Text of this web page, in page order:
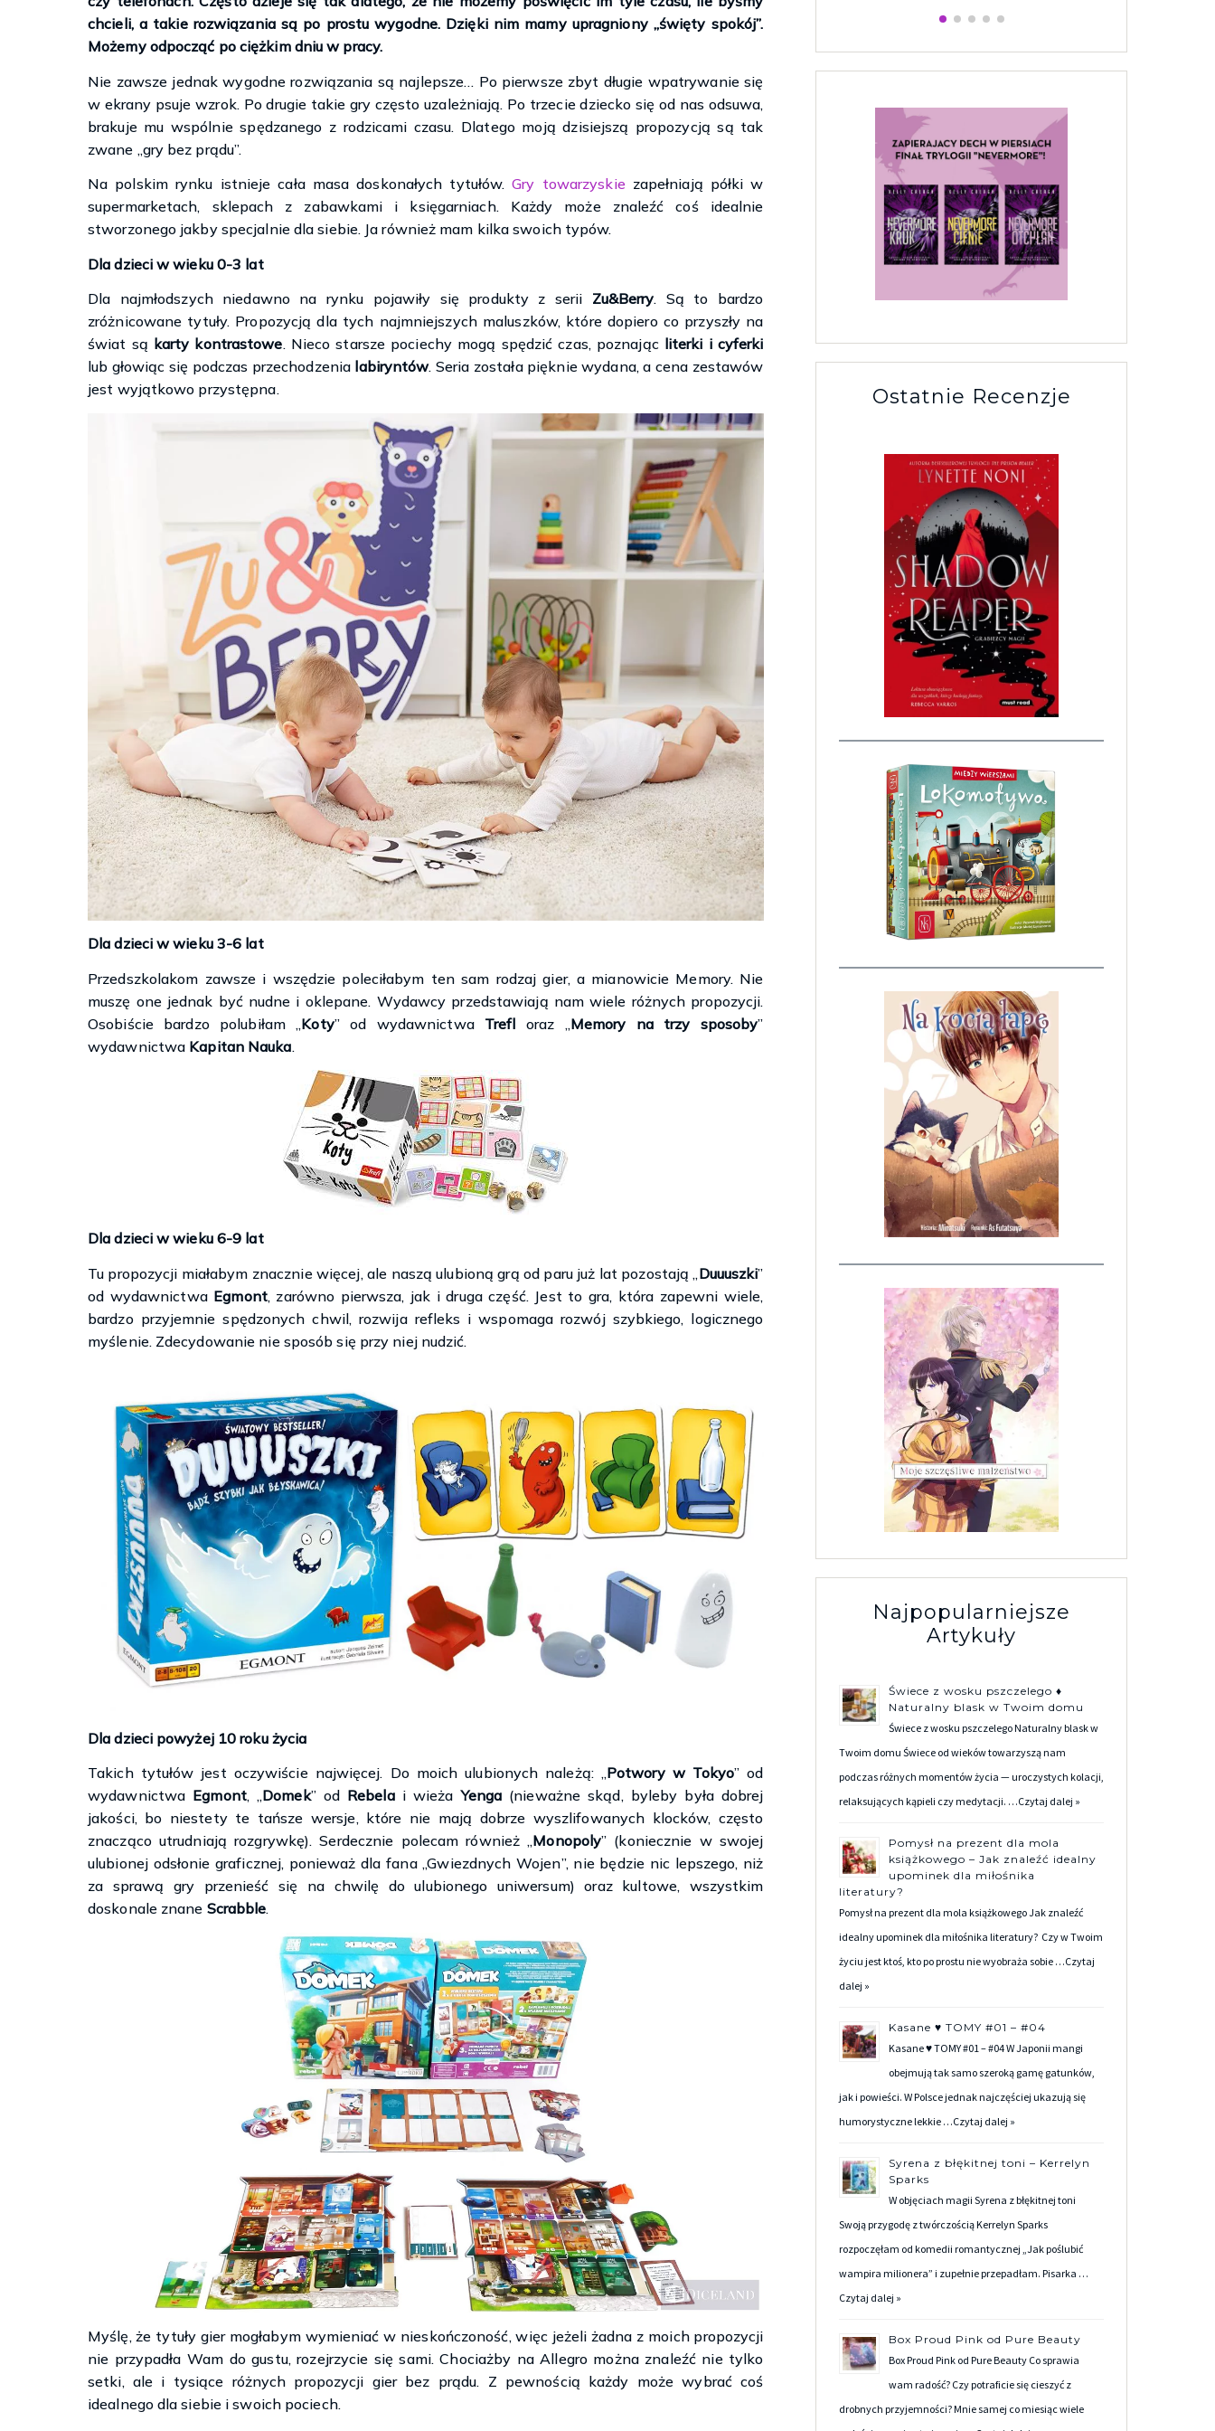
chcieli, a takie rozwiązania są po prostu wygodne. Dzięki nim mamy upragniony „święty spokój”.
Możemy odpocząć po ciężkim dniu w pracy.
Nie zawsze jednak wygodne rozwiązania są najlepsze… Po pierwsze zbyt długie wpatrywanie się
w ekrany psuje wzrok. Po drugie takie gry często uzależniają. Po trzecie dziecko się od nas odsuwa,
brakuje mu wspólnie spędzanego z rodzicami czasu. Dlatego moją dzisiejszą propozycją są tak
zwane „gry bez prądu”.
Na polskim rynku istnieje cała masa doskonałych tytułów.Gry towarzyskiezapełniają półki w
supermarketach, sklepach z zabawkami i księgarniach. Każdy może znaleźć coś idealnie
stworzonego jakby specjalnie dla siebie. Ja również mam kilka swoich typów.
Dla dzieci w wieku 0-3 lat
Dla najmłodszych niedawno na rynku pojawiły się produkty z serii Zu&Berry. Są to bardzo
zróżnicowane tytuły. Propozycją dla tych najmniejszych maluszków, które dopiero co przyszły na
świat są karty kontrastowe. Nieco starsze pociechy mogą spędzić czas, poznając literki i cyferki
lub głowiąc się podczas przechodzenia labiryntów. Seria została pięknie wydana, a cena zestawów
jest wyjątkowo przystępna.
Dla dzieci w wieku 3-6 lat
Przedszkolakom zawsze i wszędzie poleciłabym ten sam rodzaj gier, a mianowicie Memory. Nie
muszę one jednak być nudne i oklepane. Wydawcy przedstawiają nam wiele różnych propozycji.
Osobiście bardzo polubiłam „Koty” od wydawnictwa Trefl oraz „Memory na trzy sposoby”
wydawnictwa Kapitan Nauka.
Dla dzieci w wieku 6-9 lat
Tu propozycji miałabym znacznie więcej, ale naszą ulubioną grą od paru już lat pozostają „Duuuszki”
od wydawnictwa Egmont, zarówno pierwsza, jak i druga część. Jest to gra, która zapewni wiele,
bardzo przyjemnie spędzonych chwil, rozwija refleks i wspomaga rozwój szybkiego, logicznego
myślenie. Zdecydowanie nie sposób się przy niej nudzić.
Dla dzieci powyżej 10 roku życia
Takich tytułów jest oczywiście najwięcej. Do moich ulubionych należą: „Potwory w Tokyo” od
wydawnictwa Egmont, „Domek” od Rebelai wieżaYenga (nieważne skąd, byleby była dobrej
jakości, bo niestety te tańsze wersje, które nie mają dobrze wyszlifowanych klocków, często
znacząco utrudniają rozgrywkę). Serdecznie polecam również „Monopoly” (koniecznie w swojej
ulubionej odsłonie graficznej, ponieważ dla fana „Gwiezdnych Wojen”, nie będzie nic lepszego, niż
za sprawą gry przenieść się na chwilę do ulubionego uniwersum) oraz kultowe, wszystkim
doskonale znane Scrabble.
Myślę, że tytuły gier mogłabym wymieniać w nieskończoność, więc jeżeli żadna z moich propozycji
nie przypadła Wam do gustu, rozejrzycie się sami. Chociażby na Allegro można znaleźć nie tylko
setki, ale i tysiące różnych propozycji gier bez prądu. Z pewnością każdy może wybrać coś
idealnego dla siebie i swoich pociech.
Ostatnie Recenzje
Najpopularniejsze
Artykuły
Świece z wosku pszczelego ♦
Naturalny blask w Twoim domu
Świece z wosku pszczelego Naturalny blask w
Twoim domu Świece od wieków towarzyszą nam
podczas różnych momentów życia — uroczystych kolacji,
relaksujących kąpieli czy medytacji. …Czytaj dalej »
Pomysł na prezent dla mola
książkowego – Jak znaleźć idealny
upominek dla miłośnika
literatury?
Pomysł na prezent dla mola książkowego Jak znaleźć
idealny upominek dla miłośnika literatury? Czy w Twoim
życiu jest ktoś, kto po prostu nie wyobraża sobie …Czytaj
dalej »
Kasane ♥ TOMY #01 – #04
Kasane ♥ TOMY #01 – #04 W Japonii mangi
obejmują tak samo szeroką gamę gatunków,
jak i powieści. W Polsce jednak najczęściej ukazują się
humorystyczne lekkie …Czytaj dalej »
Syrena z błękitnej toni – Kerrelyn
Sparks
W objęciach magii Syrena z błękitnej toni
Swoją przygodę z twórczością Kerrelyn Sparks
rozpoczęłam od komedii romantycznej „Jak poślubić
wampira milionera” i zupełnie przepadłam. Pisarka …
Czytaj dalej »
Box Proud Pink od Pure Beauty
Box Proud Pink od Pure Beauty Co sprawia
wam radość? Czy potraficie się cieszyć z
drobnych przyjemności? Mnie samej co miesiąc wiele